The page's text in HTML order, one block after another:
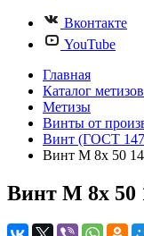
Вконтакте
YouTube
Главная
Каталог
Метизы
Винты от
Винт (ГОСТ
Винт M 8x 50
Винт M 8x 50